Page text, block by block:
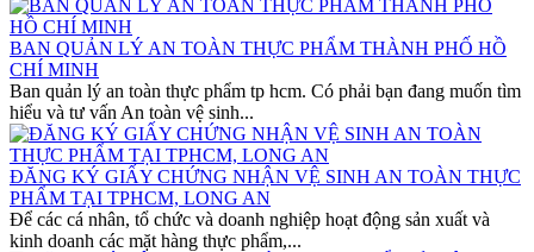
BAN QUẢN LÝ AN TOÀN THỰC PHẨM THÀNH PHỐ HỒ
CHÍ MINH
Ban quản lý an toàn thực phẩm tp hcm. Có phải bạn đang muốn tìm
hiểu và tư vấn An toàn vệ sinh...
ĐĂNG KÝ GIẤY CHỨNG NHẬN VỆ SINH AN TOÀN THỰC
PHẨM TẠI TPHCM, LONG AN
Để các cá nhân, tổ chức và doanh nghiệp hoạt động sản xuất và
kinh doanh các mặt hàng thực phẩm,...